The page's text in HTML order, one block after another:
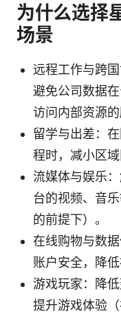
为什么选择
场景
远程工作与跨
避免公司数据
访问内部资源的
留学与出差：
程时，减小区域
流媒体与娱乐
台的视频、音
的前提下）。
在线购物与数
账户安全，降低
游戏玩家：降
提升游戏体验